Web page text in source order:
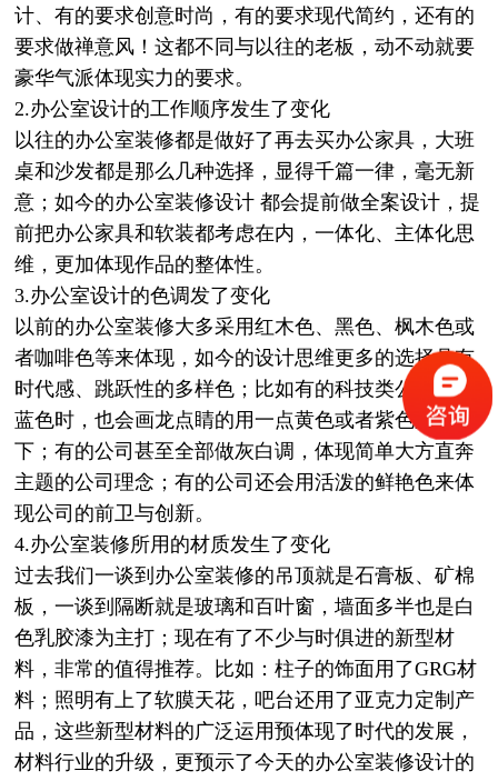
计、有的要求创意时尚，有的要求现代简约，还有的
要求做禅意风！这都不同与以往的老板，动不动就要
豪华气派体现实力的要求。
2.办公室设计的工作顺序发生了变化
以往的办公室装修都是做好了再去买办公家具，大班
桌和沙发都是那么几种选择，显得千篇一律，毫无新
意；如今的办公室装修设计 都会提前做全案设计，提
前把办公家具和软装都考虑在内，一体化、主体化思
维，更加体现作品的整体性。
3.办公室设计的色调发了变化
以前的办公室装修大多采用红木色、黑色、枫木色或
者咖啡色等来体现，如今的设计思维更多的选择具有
时代感、跳跃性的多样色；比如有的科技类公司选择
蓝色时，也会画龙点睛的用一点黄色或者紫色跳跃一
下；有的公司甚至全部做灰白调，体现简单大方直奔
主题的公司理念；有的公司还会用活泼的鲜艳色来体
现公司的前卫与创新。
4.办公室装修所用的材质发生了变化
过去我们一谈到办公室装修的吊顶就是石膏板、矿棉
板，一谈到隔断就是玻璃和百叶窗，墙面多半也是白
色乳胶漆为主打；现在有了不少与时俱进的新型材
料，非常的值得推荐。比如：柱子的饰面用了GRG材
料；照明有上了软膜天花，吧台还用了亚克力定制产
品，这些新型材料的广泛运用预体现了时代的发展，
材料行业的升级，更预示了今天的办公室装修设计的